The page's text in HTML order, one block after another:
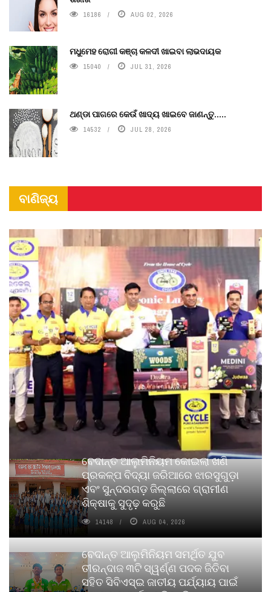
16186 AUG 02, 2026
ମଧୁମେହ ରୋଗୀ କଞ୍ଚା କଳଦୀ ଖାଇବା ଲାଭଦାୟକ
15040 JUL 31, 2026
ଥଣ୍ଡା ପାଗରେ କେଉଁ ଖାଦ୍ୟ ଖାଇବେ ଜାଣନ୍ତୁ.....
14532 JUL 28, 2026
ବାଣିଜ୍ୟ
ବେଦାନ୍ତ ଆଲୁମିନିୟମ କୋଇଲା ଖଣି
ପ୍ରକଳ୍ପ ବିଦ୍ୟା ଜରିଆରେ ଝାରସୁଗୁଡ଼ା
ଏବଂ ସୁନ୍ଦରଗଡ଼ ଜିଲ୍ଲାରେ ଗ୍ରାମୀଣ
ଶିକ୍ଷାକୁ ସୁଦୃଢ଼ କରୁଛି
14148 AUG 04, 2026
ବେଦାନ୍ତ ଆଲୁମିନିୟମ ସମର୍ଥିତ ଯୁବ
ତୀରନ୍ଦାଜ ୩ଟି ସ୍ୱର୍ଣ୍ଣ ପଦକ ଜିତିବା
ସହିତ ସିବିଏସ୍ଇ ଜାତୀୟ ପର୍ଯ୍ୟାୟ ପାଇଁ